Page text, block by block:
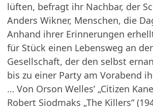
lüften, befragt ihr Nachbar, der
Anders Wikner, Menschen, die
Anhand ihrer Erinnerungen
für Stück einen Lebensweg an
Gesellschaft, der den selbst
bis zu einer Party am Vorabend
… Von Orson Welles’ „Citizen
Robert Siodmaks „The Killers“